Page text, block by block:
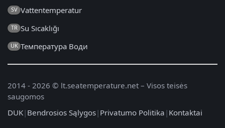
SV Vattentemperatur
TR Su Sıcaklığı
UK Температура Води
2014 - 2026 © lt.seatemperature.net – Visos teisės
saugomos
DUK| Bendrosios Sąlygos| Privatumo Politika | Kontaktai